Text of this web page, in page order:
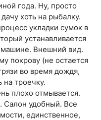
года. Ну, просто
хоть на рыбалку.
укладки сумок в
устанавливается
машине. Внешний вид.
покрову (не остается
во время дождя,
на троечку.
плохо отмывается.
Салон удобный. Все
единственное,